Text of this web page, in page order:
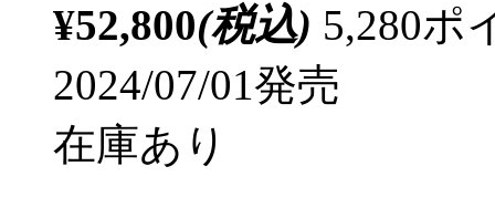
¥52,800(税込) 5,280ポ
2024/07/01発売
在庫あり